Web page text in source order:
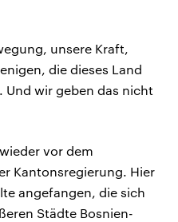
unsere Kraft,
die dieses Land
wir geben das nicht
vor dem
Kantonsregierung. Hier
angefangen, die sich
Städte Bosnien-